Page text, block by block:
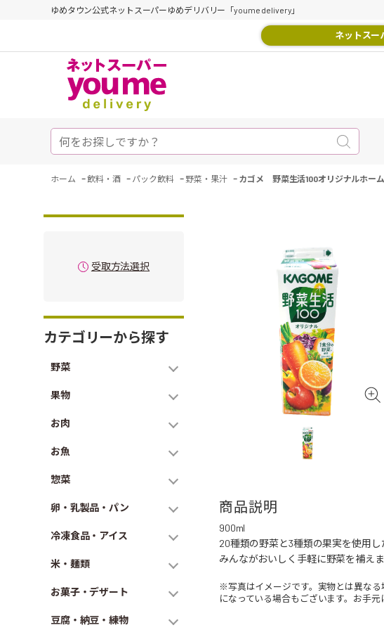
ゆめタウン公式ネットスーパーゆめデリバリー「youme delivery」
ネットスー
ホーム -飲料・酒 - パック飲料 - 野菜・果汁 - カゴメ 野菜生活100オリジナルホー
受取方法選択
カテゴリーから探す
野菜
果物
お肉
お魚
惣菜
卵・乳製品・パン
冷凍食品・アイス
米・麺類
お菓子・デザート
豆腐・納豆・練物
商品説明
900ml
20種類の野菜と3種類の果実を使用
みんながおいしく手軽に野菜を補えま
※写真はイメージです。実物とは異な
になっている場合もございます。お手